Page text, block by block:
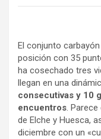
El conjunto
posición con 35
ha cosechado tres
llegan en una
consecutivas y 10
encuentros.
de Elche y Huesca,
diciembre con un